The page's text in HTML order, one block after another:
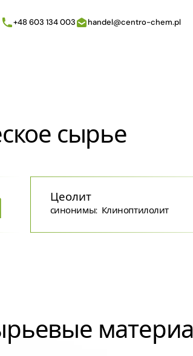
+48 603 134 003 handel@centro-chem.pl
сырье
Цеолит
синонимы: Клиноптилолит